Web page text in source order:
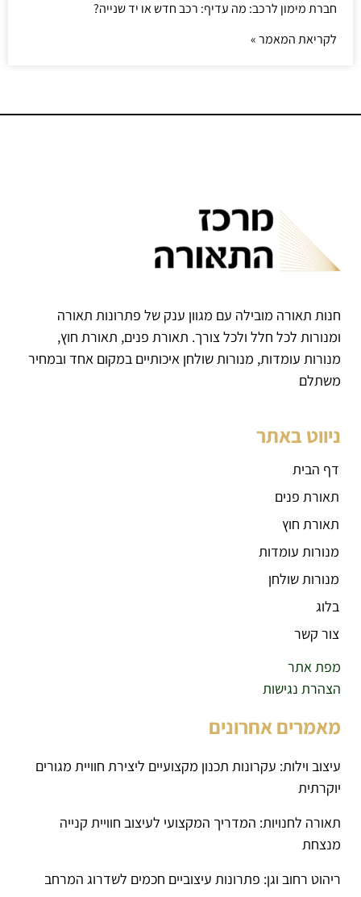
חברת מימון לרכב: מה עדיף: רכב חדש או יד שנייה?
לקריאת המאמר »
חנות תאורה מובילה עם מגוון ענק של פתרונות תאורה
ומנורות לכל חלל ולכל צורך. תאורת פנים, תאורת חוץ,
מנורות עומדות, מנורות שולחן איכותיים במקום אחד ובמחיר
משתלם
ניווט באתר
דף הבית
תאורת פנים
תאורת חוץ
מנורות עומדות
מנורות שולחן
בלוג
צור קשר
מפת אתר
הצהרת נגישות
מאמרים אחרונים
עיצוב וילות: עקרונות תכנון מקצועיים ליצירת חוויית מגורים
יוקרתית
תאורה לחנויות: המדריך המקצועי לעיצוב חוויית קנייה
מנצחת
ריהוט רחוב וגן: פתרונות עיצוביים חכמים לשדרוג המרחב